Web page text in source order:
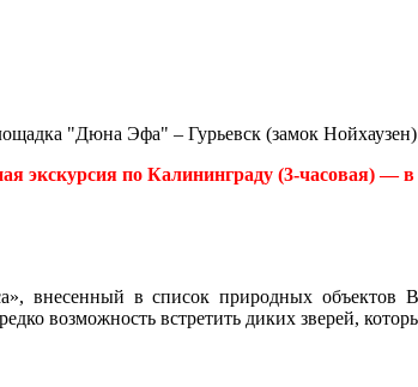
"Дюна Эфа" – Гурьевск (замок
экскурсия по Калининграду (3-часовая) — в
внесенный в список природных
возможность встретить диких зверей,